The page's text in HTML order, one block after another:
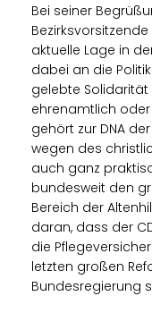
Bei seiner
aktuelle Lage in
dabei an die
gelebte Solidarität
ehrenamtlich oder
gehört zur DNA
wegen des
auch ganz
bundesweit den
Bereich der
daran, dass der
die
letzten großen
Bundesregierung